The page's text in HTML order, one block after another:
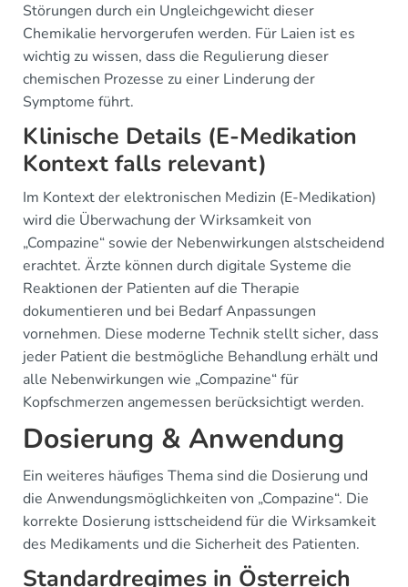
Störungen durch ein Ungleichgewicht dieser
Chemikalie hervorgerufen werden. Für Laien ist es
wichtig zu wissen, dass die Regulierung dieser
chemischen Prozesse zu einer Linderung der
Symptome führt.
Klinische Details (E-Medikation
Kontext falls relevant)
Im Kontext der elektronischen Medizin (E-Medikation)
wird die Überwachung der Wirksamkeit von
„Compazine“ sowie der Nebenwirkungen alstscheidend
erachtet. Ärzte können durch digitale Systeme die
Reaktionen der Patienten auf die Therapie
dokumentieren und bei Bedarf Anpassungen
vornehmen. Diese moderne Technik stellt sicher, dass
jeder Patient die bestmögliche Behandlung erhält und
alle Nebenwirkungen wie „Compazine“ für
Kopfschmerzen angemessen berücksichtigt werden.
Dosierung & Anwendung
Ein weiteres häufiges Thema sind die Dosierung und
die Anwendungsmöglichkeiten von „Compazine“. Die
korrekte Dosierung isttscheidend für die Wirksamkeit
des Medikaments und die Sicherheit des Patienten.
Standardregimes in Österreich